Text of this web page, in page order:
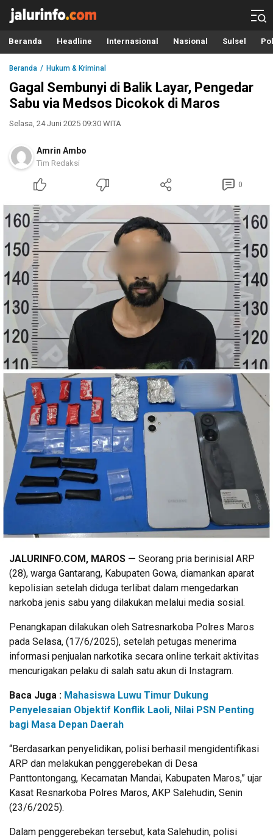
Info Terbaru, Berita Terkini Hari Ini, Jalurinfo.com
Terkini, Akurat dan Terpercaya
Beranda Headline Internasional Nasional Sulsel
Beranda Hukum & Kriminal
Gagal Sembunyi di Balik Layar, Pengedar
Sabu via Medsos Dicokok di Maros
Selasa, 24 Juni 2025 09:30 WITA
Amrin Ambo
Tim Redaksi
0
JALURINFO.COM, MAROS — Seorang pria berinisial ARP
(28), warga Gantarang, Kabupaten Gowa, diamankan aparat
kepolisian setelah diduga terlibat dalam mengedarkan
narkoba jenis sabu yang dilakukan melalui media sosial.
Penangkapan dilakukan oleh Satresnarkoba Polres Maros
pada Selasa, (17/6/2025), setelah petugas menerima
informasi penjualan narkotika secara online terkait aktivitas
mencurigakan pelaku di salah satu akun di Instagram.
Baca Juga : Mahasiswa Luwu Timur Dukung
Penyelesaian Objektif Konflik Laoli, Nilai PSN Penting
bagi Masa Depan Daerah
“Berdasarkan penyelidikan, polisi berhasil mengidentifikasi
ARP dan melakukan penggerebekan di Desa
Panttontongang, Kecamatan Mandai, Kabupaten Maros,” ujar
Kasat Resnarkoba Polres Maros, AKP Salehudin, Senin
(23/6/2025).
Dalam penggerebekan tersebut, kata Salehudin, polisi